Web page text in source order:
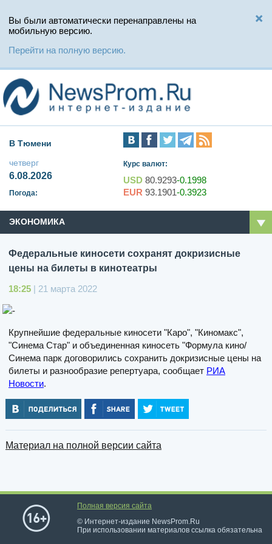
Вы были автоматически перенаправлены на
мобильную версию.
Перейти на полную версию.
В Тюмени
четверг
6.08.2026
Погода:
Курс валют:
USD 80.9293-0.1998
EUR 93.1901-0.3923
ЭКОНОМИКА
Федеральные киносети сохранят докризисные
цены на билеты в кинотеатры
18:25 | 21 марта 2022
Крупнейшие федеральные киносети "Каро", "Киномакс",
"Синема Стар" и объединенная киносеть "Формула кино/
Синема парк договорились сохранить докризисные цены на
билеты и разнообразие репертуара, сообщает РИА
Новости.
Материал на полной версии сайта
Полная версия сайта
© Интернет-издание NewsProm.Ru
При использовании материалов ссылка обязательна